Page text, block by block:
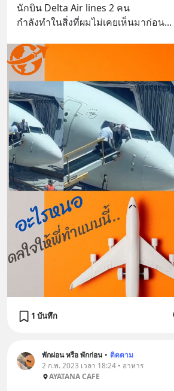
นักบิน Delta Air lines 2 คน
กำลังทำในสิ่งที่ผมไม่เคยเห็นมาก่อน...
1 บันทึก
พักผ่อน หรือ พักก่อน • ติดตาม
2 ก.พ. 2023 เวลา 18:24 • อาหาร
AYATANA CAFE